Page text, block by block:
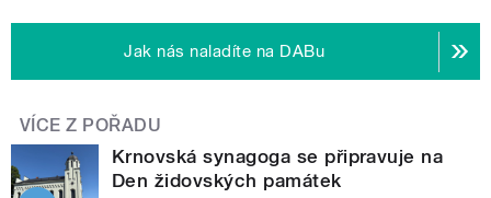
Jak nás naladíte na DABu
VÍCE Z POŘADU
Krnovská synagoga se připravuje na
Den židovských památek